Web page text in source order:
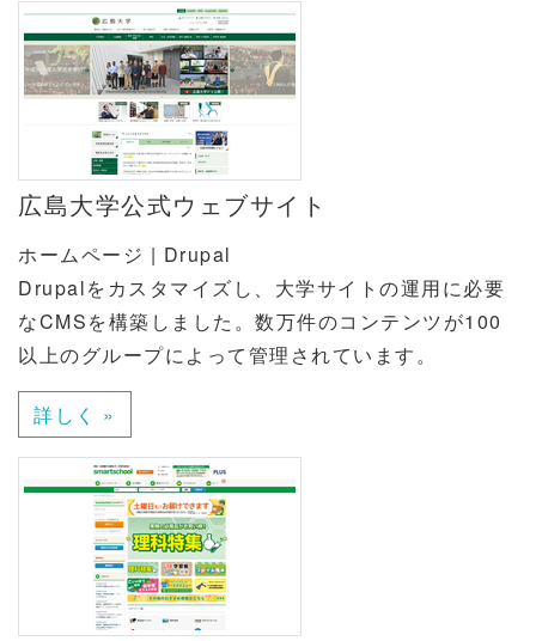
広島大学公式ウェブサイト
ホームページ | Drupal
Drupalをカスタマイズし、大学サイトの運用に必要
なCMSを構築しました。数万件のコンテンツが100
以上のグループによって管理されています。
詳しく »